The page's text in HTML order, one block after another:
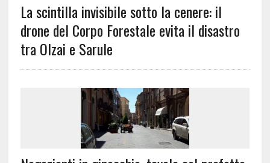
La scintilla invisibile sotto la cenere: il
drone del Corpo Forestale evita il disastro
tra Olzai e Sarule